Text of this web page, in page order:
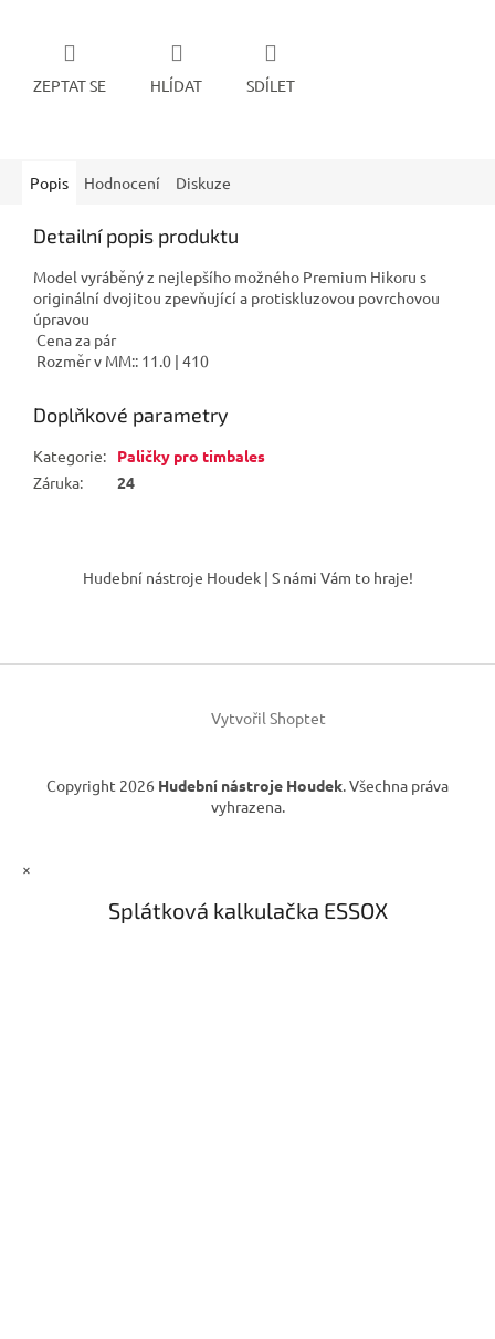
ZEPTAT SE HLÍDAT SDÍLET
Popis Hodnocení Diskuze
Detailní popis produktu
Model vyráběný z nejlepšího možného Premium Hikoru s
originální dvojitou zpevňující a protiskluzovou povrchovou
úpravou
Cena za pár
Rozměr v MM:: 11.0 | 410
Doplňkové parametry
Kategorie:
Paličky pro timbales
Záruka: 24
í
Hudební nástroje Houdek | S námi Vám to hraje!
Vytvořil Shoptet
Copyright 2026 Hudební nástroje Houdek. Všechna práva
vyhrazena.
×
Splátková kalkulačka ESSOX